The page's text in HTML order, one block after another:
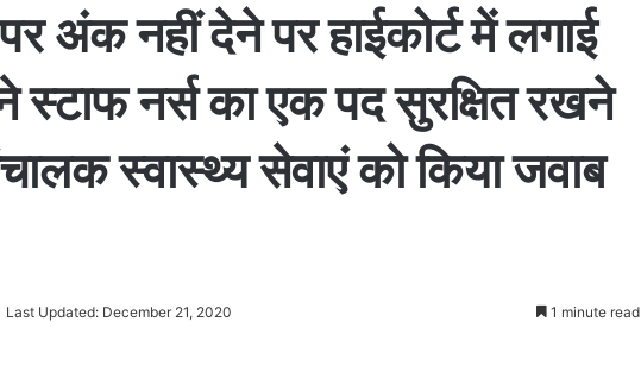
अंक नहीं देने पर हाईकोर्ट में लगाई
ने स्टाफ नर्स का एक पद सुरक्षित रखने
स्वास्थ्य सेवाएं को किया जवाब
Last Updated: December 21, 2020 1 minute read